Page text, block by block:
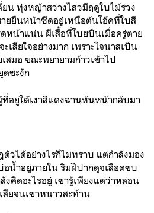
น ทุ่งหญ้าสว่างไสวมีฤดูใบไม้ร่วง
ยยืนหน้าซีดอยู่เหนือต้นโอ๊คที่ใบสี
ดหน้าแน่น ผีเสื้อที่โบยบินเมื่อครู่ตาย
เสียใจอย่างมาก เพราะโจนาสเป็น
สมอ ขณะพยายามก้าวเข้าไป
ชะงัก
ที่อยู่ใต้เงาสีแดงฉานหันหน้ากลับมา
วได้อย่างไรก็ไม่ทราบ แต่กำลังมอง
น้ำอยู่ภายใน ริมฝีปากดุจเลือดขบ
งคิดอะไรอยู่ เขารู้เพียงแต่ว่าหล่อน
สียจนเขาหนาวสะท้าน